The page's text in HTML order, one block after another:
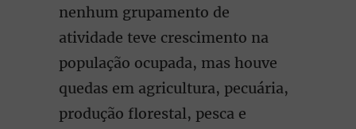
nenhum grupamento de
atividade teve crescimento na
população ocupada, mas houve
quedas em agricultura, pecuária,
produção florestal, pesca e